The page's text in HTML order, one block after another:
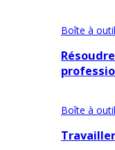
Boîte à
Boîte à